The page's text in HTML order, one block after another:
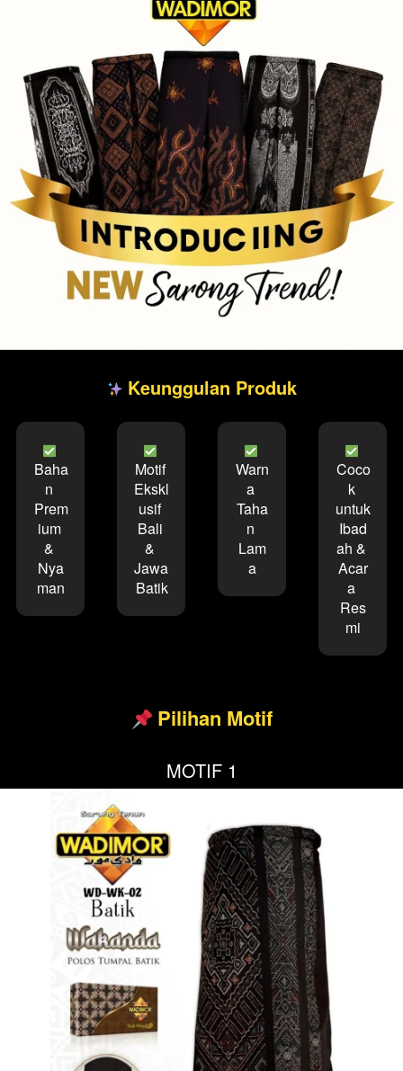
Keunggulan Produk
Baha
n
Prem
ium
&
Nya
man
Motif
Ekskl
usif
Bali
&
Jawa
Batik
Warn
a
Taha
n
Lam
a
Coco
k
untuk
Ibad
ah &
Acar
a
Res
mi
Pilihan Motif
MOTIF 1